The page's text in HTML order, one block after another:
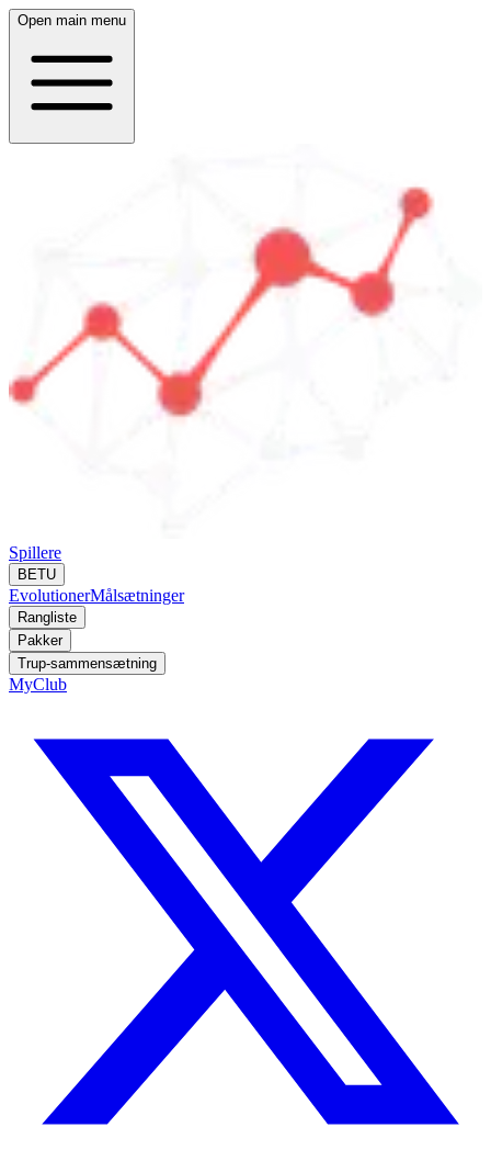
Open main menu
Spillere
BETU
EvolutionerMålsætninger
Rangliste
Pakker
Trup-sammensætning
MyClub